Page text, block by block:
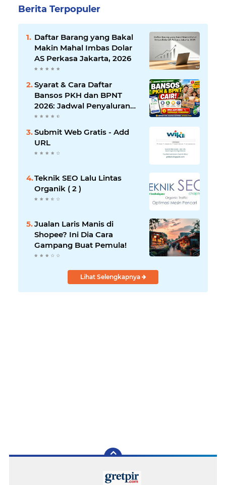
Berita Terpopuler
Daftar Barang yang Bakal
Makin Mahal Imbas Dolar
AS Perkasa Jakarta, 2026
Syarat & Cara Daftar
Bansos PKH dan BPNT
2026: Jadwal Penyaluran
Tahap 3 Terbaru
Submit Web Gratis - Add
URL
Teknik SEO Lalu Lintas
Organik ( 2 )
Jualan Laris Manis di
Shopee? Ini Dia Cara
Gampang Buat Pemula!
Lihat Selengkapnya